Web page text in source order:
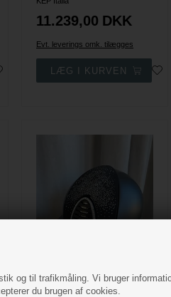
og til trafikmåling. Vi bruger
du brugen af cookies.
11.239,00 DKK
Evt. leverings omk. tilægges